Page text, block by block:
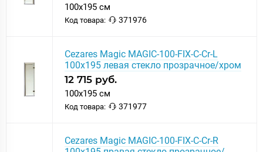
100x195 см
Код товара: 371976
Cezares Magic MAGIC-100-FIX-C-Cr-L
100x195 левая стекло прозрачное/хром
12 715 руб.
100x195 см
Код товара: 371977
Cezares Magic MAGIC-100-FIX-C-Cr-R